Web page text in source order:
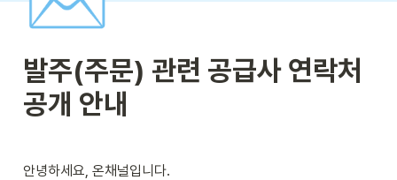
발주(주문) 관련 공급사 연락처
공개 안내
안녕하세요, 온채널입니다.